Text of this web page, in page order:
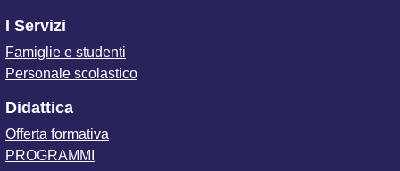
I Servizi
Famiglie e studenti
Personale scolastico
Didattica
Offerta formativa
PROGRAMMI